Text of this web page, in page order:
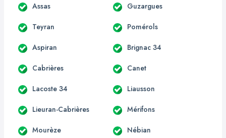
Assas Guzargues
Teyran Pomérols
Aspiran Brignac 34
Cabrières Canet
Lacoste 34 Liausson
Lieuran-Cabrières Mérifons
Mourèze Nébian